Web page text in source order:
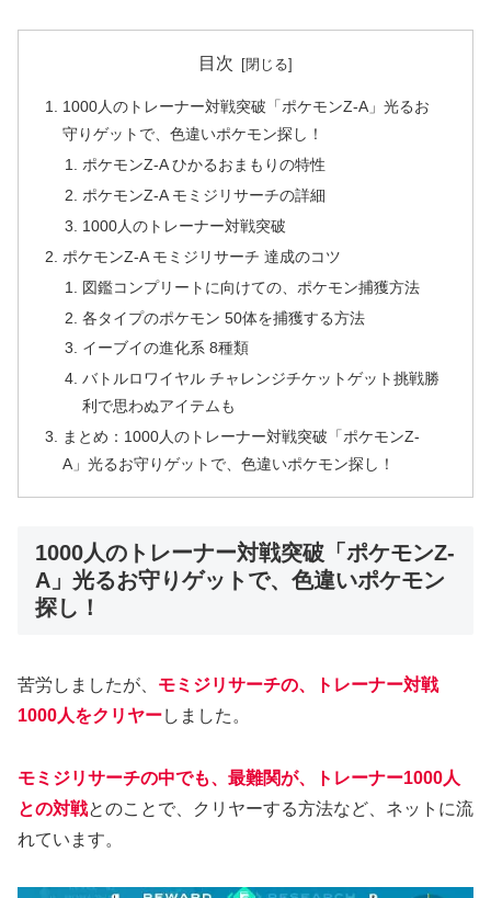
目次
1000人のトレーナー対戦突破「ポケモンZ-A」光るお
守りゲットで、色違いポケモン探し！
ポケモンZ-A ひかるおまもりの特性
ポケモンZ-A モミジリサーチの詳細
1000人のトレーナー対戦突破
ポケモンZ‐A モミジリサーチ 達成のコツ
図鑑コンプリートに向けての、ポケモン捕獲方法
各タイプのポケモン 50体を捕獲する方法
イーブイの進化系 8種類
バトルロワイヤル チャレンジチケットゲット挑戦勝
利で思わぬアイテムも
まとめ：1000人のトレーナー対戦突破「ポケモンZ-
A」光るお守りゲットで、色違いポケモン探し！
1000人のトレーナー対戦突破「ポケモンZ-
A」光るお守りゲットで、色違いポケモン
探し！
苦労しましたが、 モミジリサーチの、トレーナー対戦
1000人をクリヤーしました。
モミジリサーチの中でも、最難関が、トレーナー1000人
との対戦とのことで、クリヤーする方法など、ネットに流
れています。